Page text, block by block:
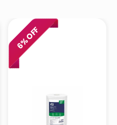
6
% OFF